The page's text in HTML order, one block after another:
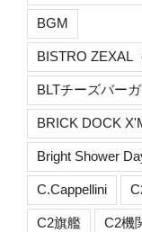
BGM
BISTRO ZEXAL
BLTチーズバー
BRICK DOCK
Bright Shower
C.Cappellini
C2旗艦 C2機